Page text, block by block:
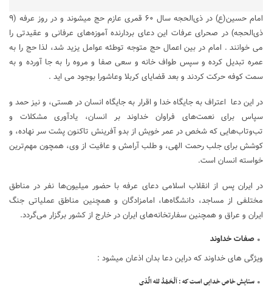
امام حسین(ع) در ذی‌الحجه سال ۶۰ قمری عازم حج میشوند و در روز عرفه (۹
ذی‌الحجه) در صحرای عرفات این دعای بردارنده آموزه‌های عرفانی و عقیدتی را
می خوانند . امام در بین اعمال حج متوجه توطئه عوامل یزید شد، لذا حج را به
عمره تبدیل کرده و سپس طواف خانه و سعی صفا و مروه را به جا آورده و به
سمت کوفه حرکت کردند و بعد قضایای کربلا وعاشورا بوجود می اید .
در این دعا اعتراف به جایگاه خدا و اقرار به جایگاه انسان در هستی، و نیز حمد و
سپاس برای نعمت‌های فراوان خداوند بر انسان، یادآوری مشکلات و
تب‌وتاب‌هایی که شخص در عمر خویش از بدو آفرینش تاکنون پشت سر نهاده، و
کوشش برای جلب رحمت الهی، و طلب آرامش و عافیت از وی، همچون مهم‌ترین
خواسته انسان است.
در ایران پس از انقلاب اسلامی دعای عرفه با حضور میلیون‌ها نفر در مناطق
مختلفی از مساجد، دانشگاه‌ها، امامزادگان و همچنین مناطق عملیاتی جنگ
ایران و عراق و همچنین سفارتخانه‌های ایران در خارج از کشور برگزار می‌گردد.
صفات خداوند
ویژگی های خداوند که دراین دعا بدان اذعان میشود :
ستايش خاص خدايى است كه : اَلْحَمْدُ لله الَّذى